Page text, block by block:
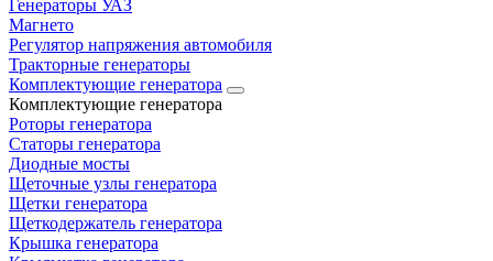
Генераторы УАЗ
Магнето
Регулятор напряжения автомобиля
Тракторные генераторы
Комплектующие генератора
Комплектующие генератора
Роторы генератора
Статоры генератора
Диодные мосты
Щеточные узлы генератора
Щетки генератора
Щеткодержатель генератора
Крышка генератора